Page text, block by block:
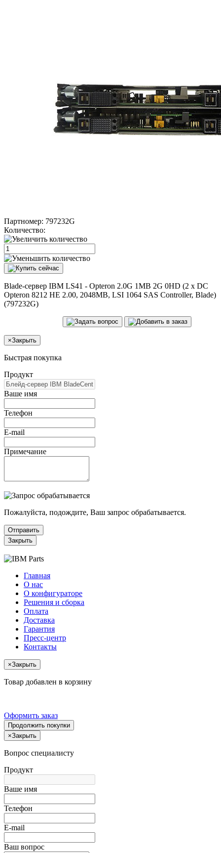
Партномер: 797232G
Количество:
Blade-сервер IBM LS41 - Opteron 2.0G 1MB 2G 0HD (2 x DC
Opteron 8212 HE 2.00, 2048MB, LSI 1064 SAS Controller, Blade)
(797232G)
×Закрыть
Быстрая покупка
Продукт
Ваше имя
Телефон
E-mail
Примечание
Пожалуйста, подождите, Ваш запрос обрабатывается.
Отправить
Закрыть
Главная
О нас
О конфигураторе
Решения и сборка
Оплата
Доставка
Гарантия
Пресс-центр
Контакты
×Закрыть
Товар добавлен в корзину
Оформить заказ
Продолжить покупки
×Закрыть
Вопрос специалисту
Продукт
Ваше имя
Телефон
E-mail
Ваш вопрос